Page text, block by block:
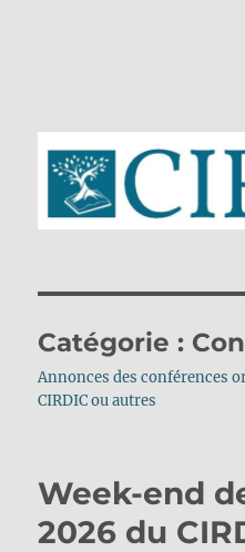
Catégorie :
Annonces des conférences
CIRDIC ou autres
Week-end
2026 du